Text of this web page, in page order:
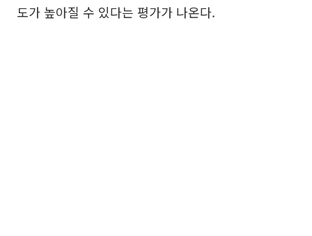
도가 높아질 수 있다는 평가가 나온다.